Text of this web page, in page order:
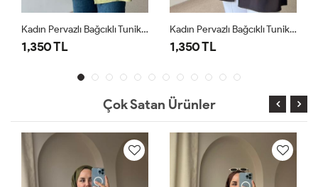
Kadın Pervazlı Bağcıklı Tunik / Önden Bağlamalı Tunik Yağ Yeşili
1,350 TL
Kadın Pervazlı Bağcıklı Tunik / Önden Bağlamalı Tunik Kahverengi
1,350 TL
Çok Satan Ürünler